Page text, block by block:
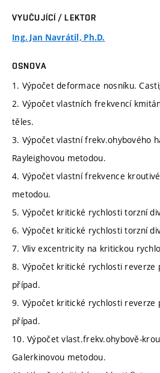
VYUČUJÍCÍ / LEKTOR
Ing. Jan Navrátil, Ph.D.
OSNOVA
1. Výpočet deformace nosníku.
2. Výpočet vlastních frekvencí
těles.
3. Výpočet vlastní frekv.ohybového
Rayleighovou metodou.
4. Výpočet vlastní frekvence
metodou.
5. Výpočet kritické rychlosti torzní
6. Výpočet kritické rychlosti torzní
7. Vliv excentricity na kritickou
8. Výpočet kritické rychlosti reverze
případ.
9. Výpočet kritické rychlosti reverze
případ.
10. Výpočet vlast.frekv.ohybově-
Galerkinovou metodou.